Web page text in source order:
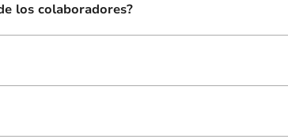
los colaboradores?